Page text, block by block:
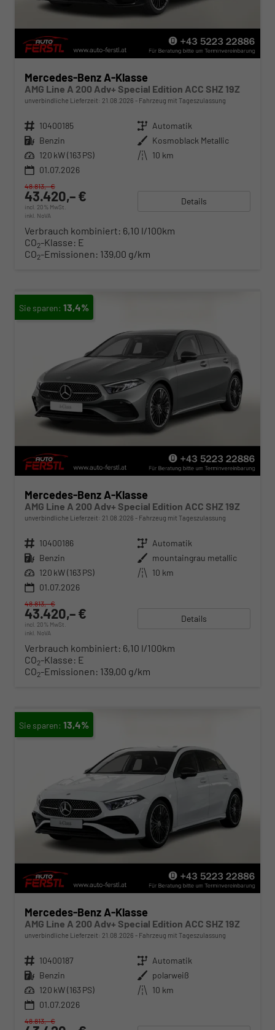
Mercedes-Benz A-Klasse
AMG Line A 200 Adv+ Special Edition ACC SHZ 19Z
unverbindliche Lieferzeit: 21.08.2026 Fahrzeug mit Tageszulassung
Fahrzeugnr. 10400185 Getriebe Automatik
Kraftstoff Benzin Außenfarbe Kosmoblack Metallic
Leistung 120 kW (163 PS) Kilometerstand 10 km
01.07.2026
43.420,– €
incl. 20% MwSt.
inkl. NoVA
48.813,– €
Details
Verbrauch kombiniert: 6,10 l/100km
CO2-Klasse: E
CO2-Emissionen: 139,00 g/km
13,4%
Mercedes-Benz A-Klasse
AMG Line A 200 Adv+ Special Edition ACC SHZ 19Z
unverbindliche Lieferzeit: 21.08.2026 Fahrzeug mit Tageszulassung
Fahrzeugnr. 10400186 Getriebe Automatik
Kraftstoff Benzin Außenfarbe mountaingrau metallic
Leistung 120 kW (163 PS) Kilometerstand 10 km
01.07.2026
43.420,– €
incl. 20% MwSt.
inkl. NoVA
48.813,– €
Details
Verbrauch kombiniert: 6,10 l/100km
CO2-Klasse: E
CO2-Emissionen: 139,00 g/km
13,4%
Mercedes-Benz A-Klasse
AMG Line A 200 Adv+ Special Edition ACC SHZ 19Z
unverbindliche Lieferzeit: 21.08.2026 Fahrzeug mit Tageszulassung
Fahrzeugnr. 10400187 Getriebe Automatik
Kraftstoff Benzin Außenfarbe polarweiß
Leistung 120 kW (163 PS) Kilometerstand 10 km
01.07.2026
48.813,– €